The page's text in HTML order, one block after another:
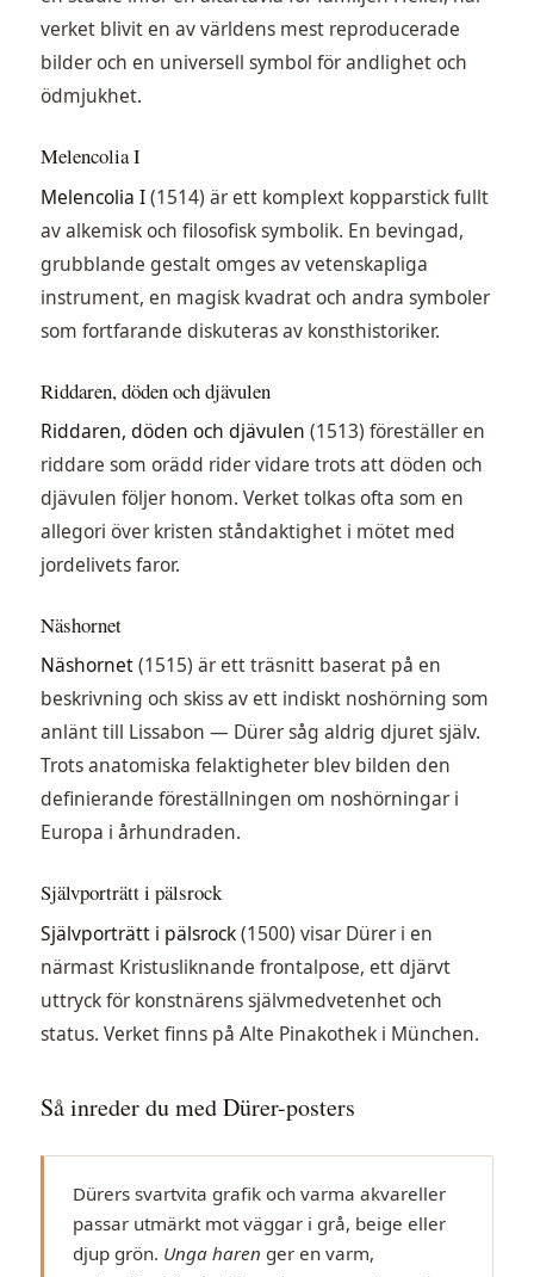
verket blivit en av världens mest reproducerade
bilder och en universell symbol för andlighet och
ödmjukhet.
Melencolia I
Melencolia I(1514) är ett komplext kopparstick fullt
av alkemisk och filosofisk symbolik. En bevingad,
grubblande gestalt omges av vetenskapliga
instrument, en magisk kvadrat och andra symboler
som fortfarande diskuteras av konsthistoriker.
Riddaren, döden och djävulen
Riddaren, döden och djävulen (1513) föreställer en
riddare som orädd rider vidare trots att döden och
djävulen följer honom. Verket tolkas ofta som en
allegori över kristen ståndaktighet i mötet med
jordelivets faror.
Näshornet
Näshornet(1515) är ett träsnitt baserat på en
beskrivning och skiss av ett indiskt noshörning som
anlänt till Lissabon — Dürer såg aldrig djuret själv.
Trots anatomiska felaktigheter blev bilden den
definierande föreställningen om noshörningar i
Europa i århundraden.
Självporträtt i pälsrock
Självporträtt i pälsrock(1500) visar Dürer i en
närmast Kristusliknande frontalpose, ett djärvt
uttryck för konstnärens självmedvetenhet och
status. Verket finns på Alte Pinakothek i München.
Så inreder du med Dürer-posters
Dürers svartvita grafik och varma akvareller
passar utmärkt mot väggar i grå, beige eller
djup grön. Unga haren ger en varm,